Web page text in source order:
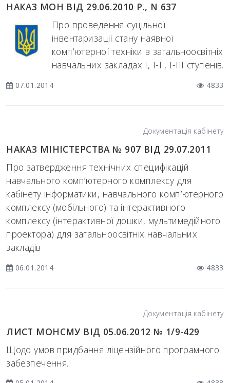
НАКАЗ МОН ВІД 29.06.2010 Р., N 637
Про проведення суцільної
інвентаризації стану наявної
комп’ютерної техніки в загальноосвітніх
навчальних закладах I, I-II, I-III ступенів.
07.01.2014 4833
Документація кабінету
НАКАЗ МІНІСТЕРСТВА № 907 ВІД 29.07.2011
Про затвердження технічних специфікацій
навчального комп’ютерного комплексу для
кабінету інформатики, навчального комп’ютерного
комплексу (мобільного) та інтерактивного
комплексу (інтерактивної дошки, мультимедійного
проектора) для загальноосвітніх навчальних
закладів
06.01.2014 4833
Документація кабінету
ЛИСТ МОНСМУ ВІД 05.06.2012 № 1/9-429
Щодо умов придбання ліцензійного програмного
забезпечення.